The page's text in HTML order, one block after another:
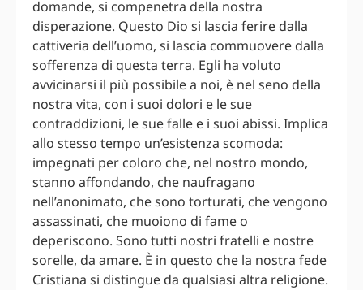
domande, si compenetra della nostra
disperazione. Questo Dio si lascia ferire dalla
cattiveria dell’uomo, si lascia commuovere dalla
sofferenza di questa terra. Egli ha voluto
avvicinarsi il più possibile a noi, è nel seno della
nostra vita, con i suoi dolori e le sue
contraddizioni, le sue falle e i suoi abissi. Implica
allo stesso tempo un’esistenza scomoda:
impegnati per coloro che, nel nostro mondo,
stanno affondando, che naufragano
nell’anonimato, che sono torturati, che vengono
assassinati, che muoiono di fame o
deperiscono. Sono tutti nostri fratelli e nostre
sorelle, da amare. È in questo che la nostra fede
Cristiana si distingue da qualsiasi altra religione.